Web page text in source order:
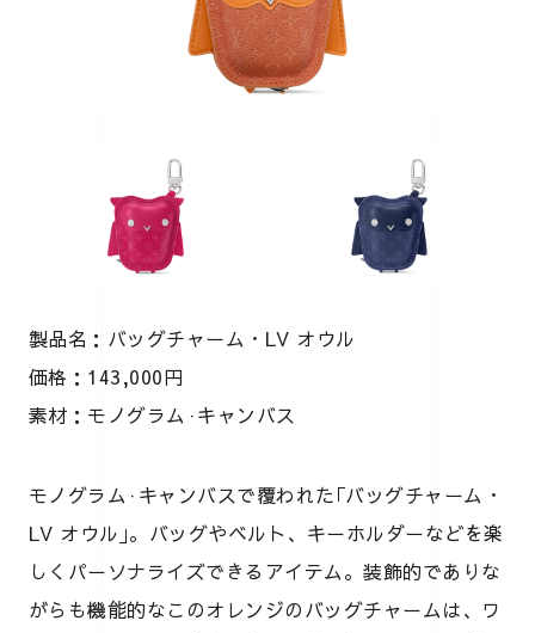
製品名：バッグチャーム・LV オウル
価格：143,000円
素材：モノグラム·キャンバス
モノグラム·キャンバスで覆われた｢バッグチャーム・
LV オウル｣。バッグやベルト、キーホルダーなどを楽
しくパーソナライズできるアイテム。装飾的でありな
がらも機能的なこのオレンジのバッグチャームは、ワ